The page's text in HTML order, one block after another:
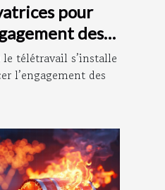
pour
des
télétravail s’installe
l’engagement des